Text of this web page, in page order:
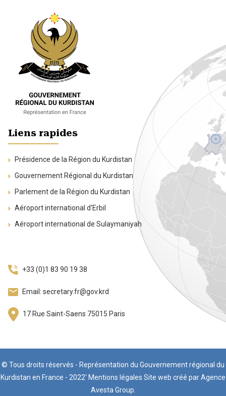
Liens rapides
Présidence de la Région du Kurdistan
Gouvernement Régional du Kurdistan
Parlement de la Région du Kurdistan
Aéroport international d'Erbil
Aéroport international de Sulaymaniyah
+33 (0)1 83 90 19 38
Email: secretary.fr@gov.krd
17 Rue Saint-Saens 75015 Paris
© Tous droits réservés - Représentation du Gouvernement régional du
Kurdistan en France - 2022' Mentions légales Site web créé par Agence
Avesta Group.